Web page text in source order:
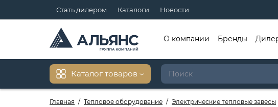
Стать дилером Каталоги Новости
О компании Бренды
Каталог товаров
Главная Тепловое оборудование Электрические тепловые завесы